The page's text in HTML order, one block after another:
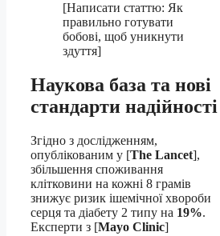
[Написати статтю: Як
правильно готувати
бобові, щоб уникнути
здуття]
Наукова база та нові
стандарти надійності
Згідно з дослідженням,
опублікованим у [The Lancet],
збільшення споживання
клітковини на кожні 8 грамів
знижує ризик ішемічної хвороби
серця та діабету 2 типу на 19%.
Експерти з [Mayo Clinic]